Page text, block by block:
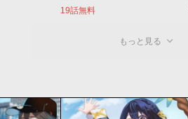
19話無料
もっと見る